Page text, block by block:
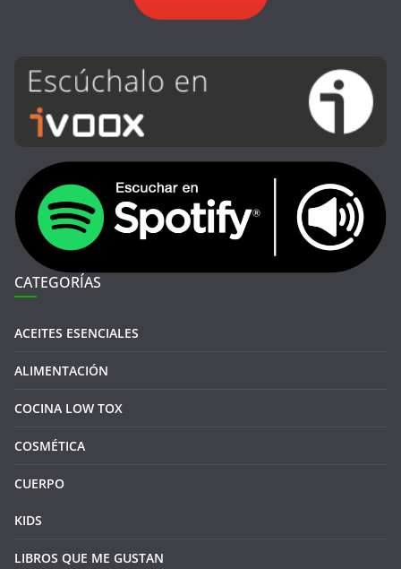
CATEGORÍAS
ACEITES ESENCIALES
ALIMENTACIÓN
COCINA LOW TOX
COSMÉTICA
CUERPO
KIDS
LIBROS QUE ME GUSTAN